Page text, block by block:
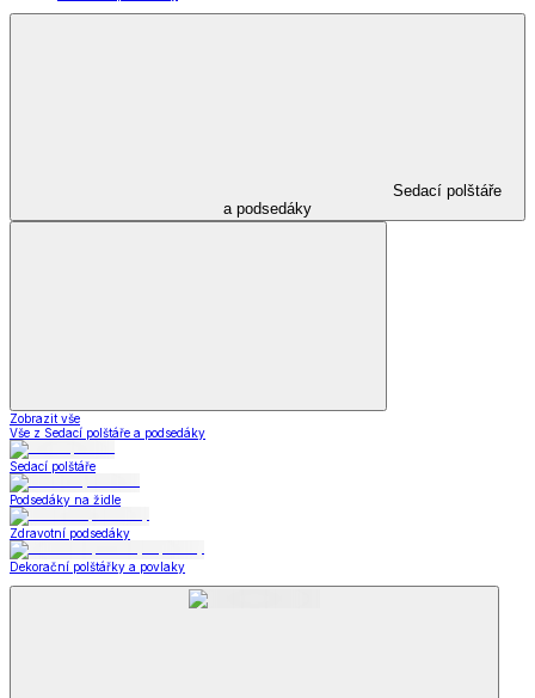
Sedací polštáře
a podsedáky
Zobrazit vše
Vše z Sedací polštáře a podsedáky
Sedací polštáře
Podsedáky na židle
Zdravotní podsedáky
Dekorační polštářky a povlaky